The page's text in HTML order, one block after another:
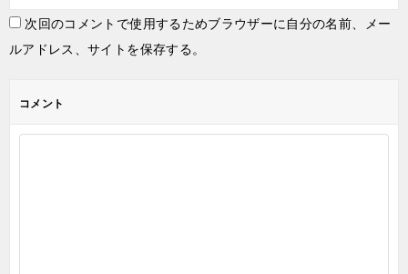
次回のコメントで使用するためブラウザーに自分の名前、メー
ルアドレス、サイトを保存する。
コメント